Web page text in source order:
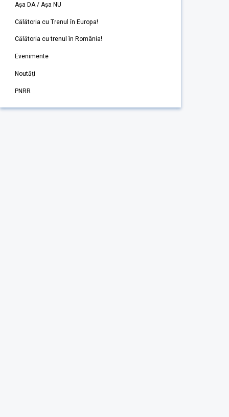
Așa DA / Așa NU
Călătoria cu Trenul în Europa!
Călătoria cu trenul în România!
Evenimente
Noutăți
PNRR